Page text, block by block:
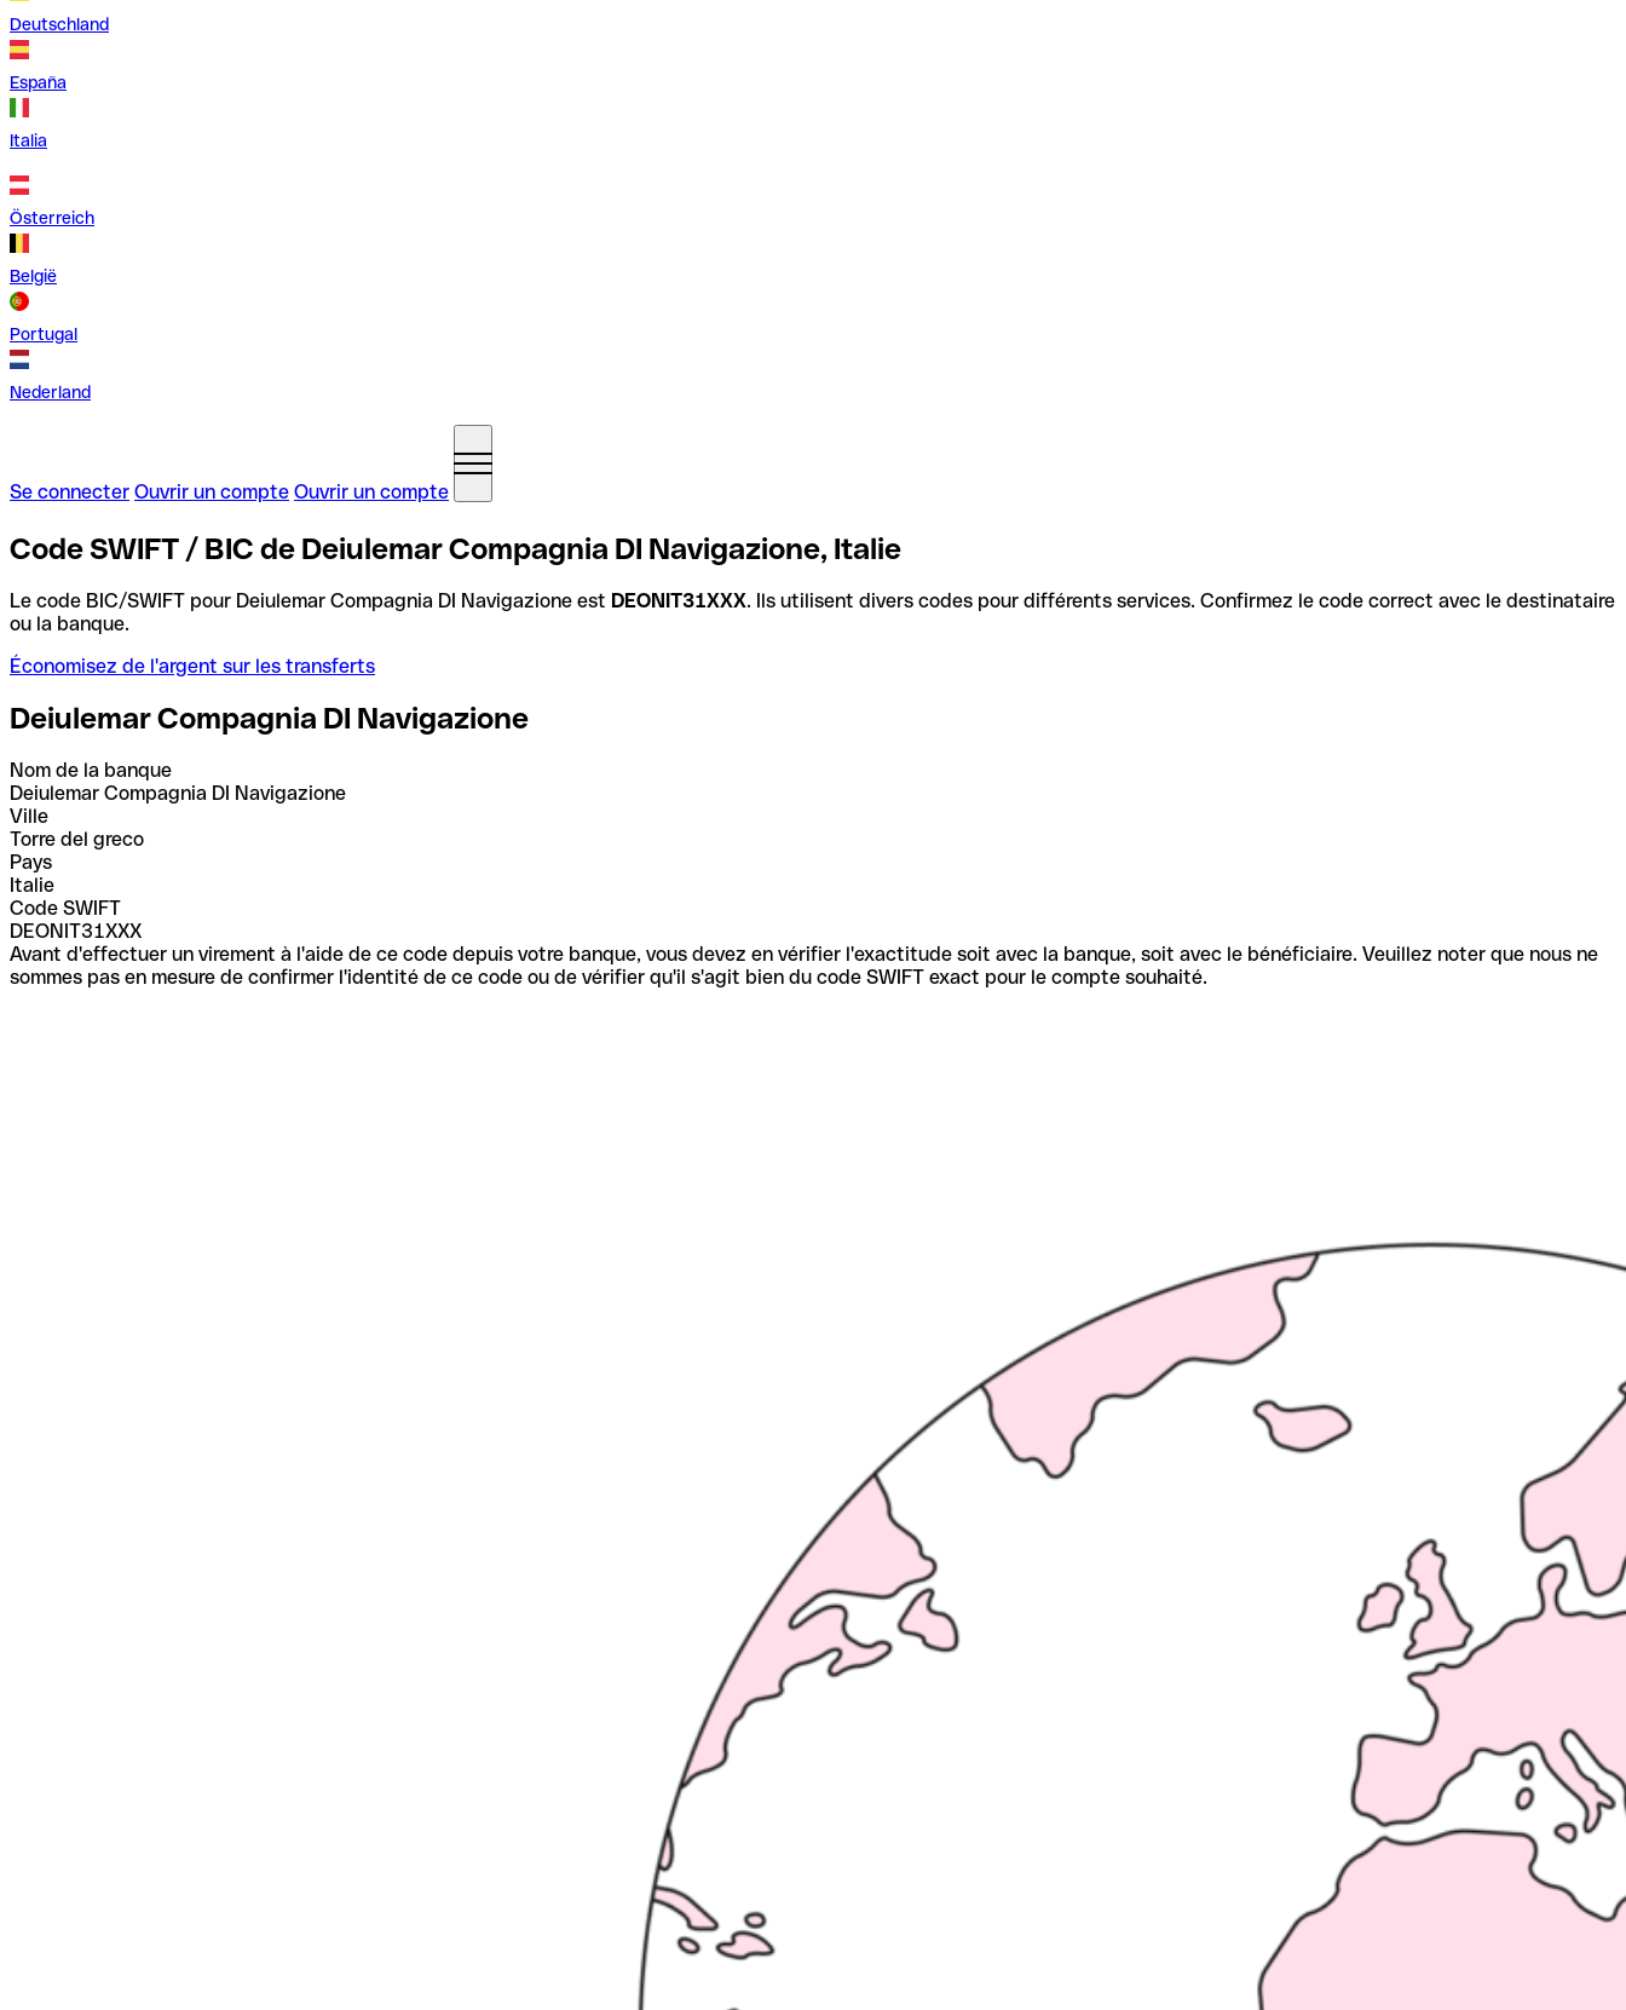
Deutschland
España
Italia
Österreich
België
Portugal
Nederland
Se connecter Ouvrir un compte Ouvrir un compte
Code SWIFT / BIC de Deiulemar Compagnia DI Navigazione, Italie
Le code BIC/SWIFT pour Deiulemar Compagnia DI Navigazione est DEONIT31XXX. Ils utilisent divers codes pour différents services. Confirmez le code correct avec le destinataire
ou la banque.
Économisez de l'argent sur les transferts
Deiulemar Compagnia DI Navigazione
Nom de la banque
Deiulemar Compagnia DI Navigazione
Ville
Torre del greco
Pays
Italie
Code SWIFT
DEONIT31XXX
Avant d'effectuer un virement à l'aide de ce code depuis votre banque, vous devez en vérifier l'exactitude soit avec la banque, soit avec le bénéficiaire. Veuillez noter que nous ne
sommes pas en mesure de confirmer l'identité de ce code ou de vérifier qu'il s'agit bien du code SWIFT exact pour le compte souhaité.